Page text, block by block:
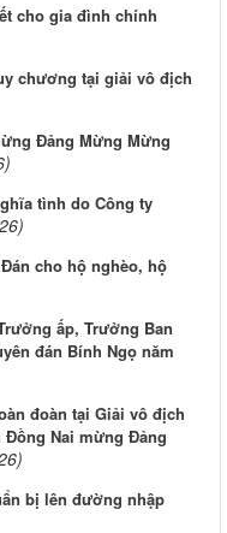
cho gia đình chính
chương tại giải vô địch
Đảng Mừng Mừng
tình do Công ty
cho hộ nghèo, hộ
ấp, Trưởng Ban
đán Bính Ngọ năm
đoàn tại Giải vô địch
Đồng Nai mừng Đảng
bị lên đường nhập